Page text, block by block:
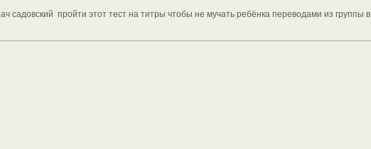
садовский пройти этот тест на титры чтобы не мучать ребёнка переводами из группы в